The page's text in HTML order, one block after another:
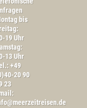
bis
19 Uhr
13 Uhr
+49
20 90
23